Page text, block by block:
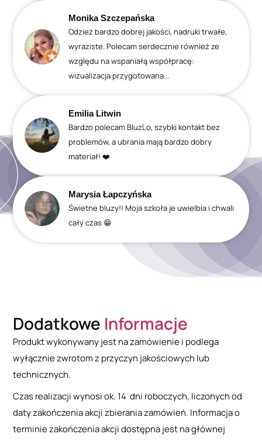
Monika Szczepańska
Odzież bardzo dobrej jakości, nadruki trwałe,
wyraziste. Polecam serdecznie również ze
względu na wspaniałą współpracę:
wizualizacja przygotowana...
Emilia Litwin
Bardzo polecam BluzLo, szybki kontakt bez
problemów, a ubrania mają bardzo dobry
materiał! ❤️
Marysia Łapczyńska
Świetne bluzy!! Moja szkoła je uwielbia i chwali
cały czas 😁
Dodatkowe Informacje
Produkt wykonywany jest na zamówienie i podlega
wyłącznie zwrotom z przyczyn jakościowych lub
technicznych.
Czas realizacji wynosi ok. 14 dni roboczych, liczonych od
daty zakończenia akcji zbierania zamówień. Informacja o
terminie zakończenia akcji dostępna jest na głównej